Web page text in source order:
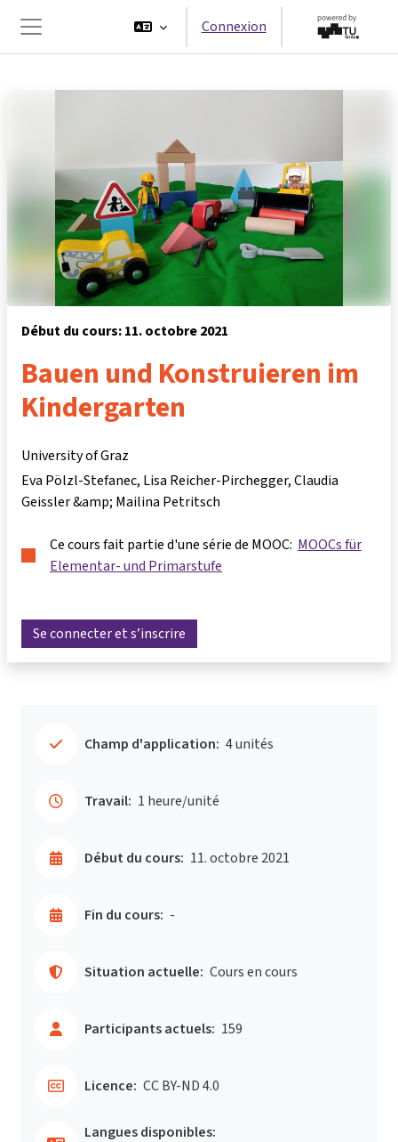
Panneau latéral
Connexion
Début du cours: 11. octobre 2021
Bauen und Konstruieren im
Kindergarten
University of Graz
Eva Pölzl-Stefanec, Lisa Reicher-Pirchegger, Claudia
Geissler &amp; Mailina Petritsch
Ce cours fait partie d'une série de MOOC: MOOCs für
Elementar- und Primarstufe
Se connecter et s’inscrire
Champ d'application: 4 unités
Travail: 1 heure/unité
Début du cours: 11. octobre 2021
Fin du cours: -
Situation actuelle: Cours en cours
Participants actuels: 159
Licence: CC BY-ND 4.0
Langues disponibles: